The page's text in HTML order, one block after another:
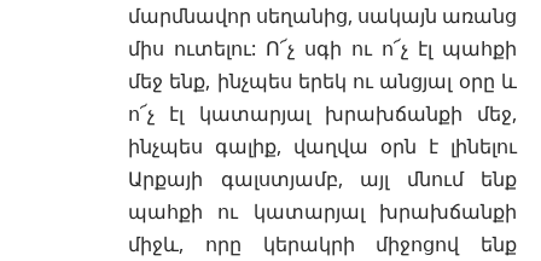
մարմնավոր սեղանից, սակայն առանց
միս ուտելու: Ո՜չ սգի ու ո՜չ էլ պահքի
մեջ ենք, ինչպես երեկ ու անցյալ օրը և
ո՜չ էլ կատարյալ խրախճանքի մեջ,
ինչպես գալիք, վաղվա օրն է լինելու
Արքայի գալստյամբ, այլ մնում ենք
պահքի ու կատարյալ խրախճանքի
միջև, որը կերակրի միջոցով ենք